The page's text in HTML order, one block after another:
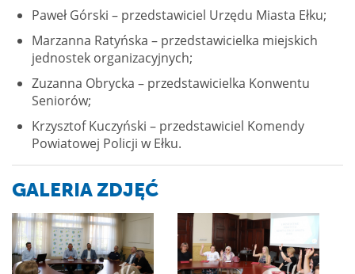
Paweł Górski – przedstawiciel Urzędu Miasta Ełku;
Marzanna Ratyńska – przedstawicielka miejskich
jednostek organizacyjnych;
Zuzanna Obrycka – przedstawicielka Konwentu
Seniorów;
Krzysztof Kuczyński – przedstawiciel Komendy
Powiatowej Policji w Ełku.
GALERIA ZDJĘĆ